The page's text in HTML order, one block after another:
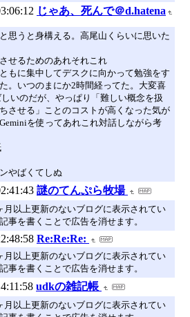
じゃあ、死んで＠d.hatena
思うと身構える。高尾山くらいに思いた
せるためのあれそれこれ
もに集中してデスクに向かって勉強をす
。いつのまにか2時間経ってた。大変喜
いのだが、やっぱり「難しい概念を扱
させる」ことのコストが高くなった気が
を使ってあれこれ対話しながら考
やばくてしぬ
謎のてんぷら牧場
月以上更新のないブログに表示されてい
事を書くことで広告を消せます。
Re:Re:Re:
月以上更新のないブログに表示されてい
事を書くことで広告を消せます。
udkの雑記帳
月以上更新のないブログに表示されてい